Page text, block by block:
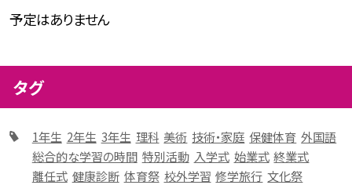
予定はありません
タグ
1年生 2年生 3年生 理科 美術 技術・家庭 保健体育 外国語
総合的な学習の時間 特別活動 入学式 始業式 終業式
離任式 健康診断 体育祭 校外学習 修学旅行 文化祭